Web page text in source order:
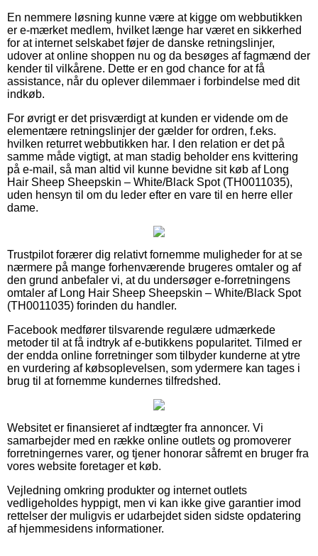
En nemmere løsning kunne være at kigge om webbutikken
er e-mærket medlem, hvilket længe har været en sikkerhed
for at internet selskabet føjer de danske retningslinjer,
udover at online shoppen nu og da besøges af fagmænd der
kender til vilkårene. Dette er en god chance for at få
assistance, når du oplever dilemmaer i forbindelse med dit
indkøb.
For øvrigt er det prisværdigt at kunden er vidende om de
elementære retningslinjer der gælder for ordren, f.eks.
hvilken returret webbutikken har. I den relation er det på
samme måde vigtigt, at man stadig beholder ens kvittering
på e-mail, så man altid vil kunne bevidne sit køb af Long
Hair Sheep Sheepskin – White/Black Spot (TH0011035),
uden hensyn til om du leder efter en vare til en herre eller
dame.
Trustpilot forærer dig relativt fornemme muligheder for at se
nærmere på mange forhenværende brugeres omtaler og af
den grund anbefaler vi, at du undersøger e-forretningens
omtaler af Long Hair Sheep Sheepskin – White/Black Spot
(TH0011035) forinden du handler.
Facebook medfører tilsvarende regulære udmærkede
metoder til at få indtryk af e-butikkens popularitet. Tilmed er
der endda online forretninger som tilbyder kunderne at ytre
en vurdering af købsoplevelsen, som ydermere kan tages i
brug til at fornemme kundernes tilfredshed.
Websitet er finansieret af indtægter fra annoncer. Vi
samarbejder med en række online outlets og promoverer
forretningernes varer, og tjener honorar såfremt en bruger fra
vores website foretager et køb.
Vejledning omkring produkter og internet outlets
vedligeholdes hyppigt, men vi kan ikke give garantier imod
rettelser der muligvis er udarbejdet siden sidste opdatering
af hjemmesidens informationer.